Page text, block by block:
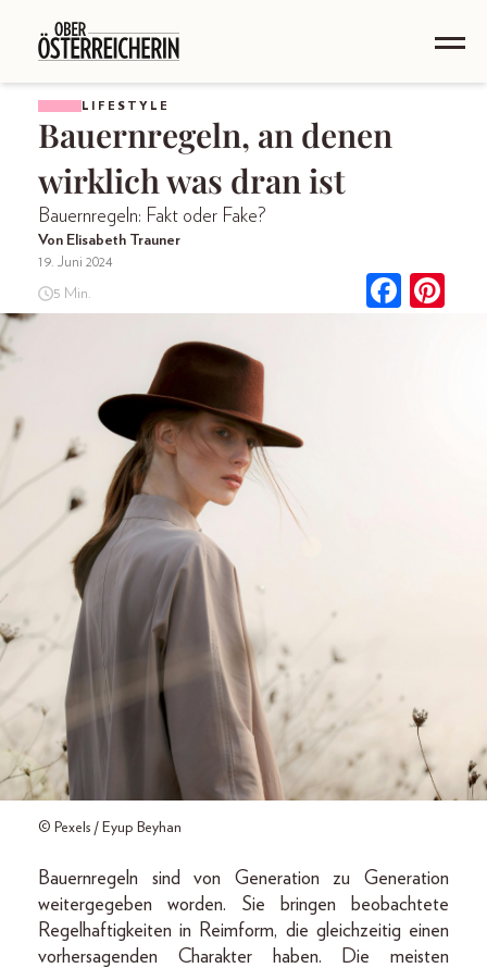
LIFESTYLE
Bauernregeln, an denen
wirklich was dran ist
Bauernregeln: Fakt oder Fake?
Von Elisabeth Trauner
19. Juni 2024
5 Min.
© Pexels / Eyup Beyhan
Bauernregeln sind von Generation zu Generation
weitergegeben worden. Sie bringen beobachtete
Regelhaftigkeiten in Reimform, die gleichzeitig einen
vorhersagenden Charakter haben. Die meisten